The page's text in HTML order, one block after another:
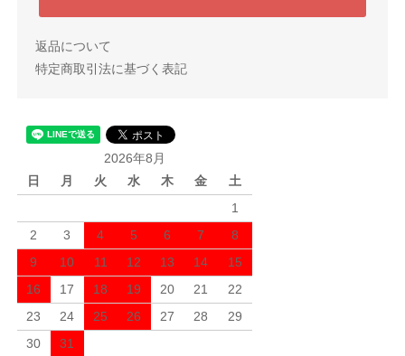
返品について
特定商取引法に基づく表記
2026年8月
日
月 火 水 木 金
土
1
2
3 4 5 6 7
8
9
10 11 12 13 14
15
16
17 18 19 20 21
22
23
24 25 26 27 28
29
30
31